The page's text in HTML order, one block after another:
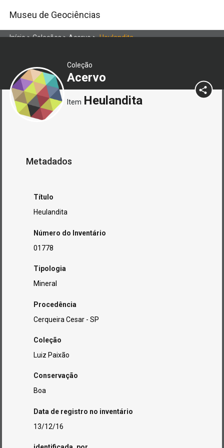
Museu de Geociências
Início>Coleções>Acervo>Heulandita
Coleção
Acervo
Item Heulandita
Metadados
Título
Heulandita
Número do Inventário
01778
Tipologia
Mineral
Procedência
Cerqueira Cesar - SP
Coleção
Luiz Paixão
Conservação
Boa
Data de registro no inventário
13/12/16